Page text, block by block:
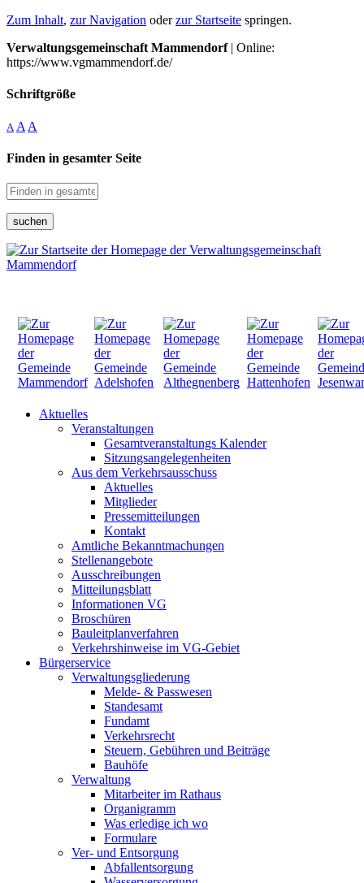
Zum Inhalt, zur Navigation oderzur Startseite springen.
Verwaltungsgemeinschaft Mammendorf| Online:
https://www.vgmammendorf.de/
Schriftgröße
A A A
Finden in gesamter Seite
suchen
Aktuelles
Veranstaltungen
Gesamtveranstaltungs Kalender
Sitzungsangelegenheiten
Aus dem Verkehrsausschuss
Aktuelles
Mitglieder
Pressemitteilungen
Kontakt
Amtliche Bekanntmachungen
Stellenangebote
Ausschreibungen
Mitteilungsblatt
Informationen VG
Broschüren
Bauleitplanverfahren
Verkehrshinweise im VG-Gebiet
Bürgerservice
Verwaltungsgliederung
Melde- & Passwesen
Standesamt
Fundamt
Verkehrsrecht
Steuern, Gebühren und Beiträge
Bauhöfe
Verwaltung
Mitarbeiter im Rathaus
Organigramm
Was erledige ich wo
Formulare
Ver- und Entsorgung
Abfallentsorgung